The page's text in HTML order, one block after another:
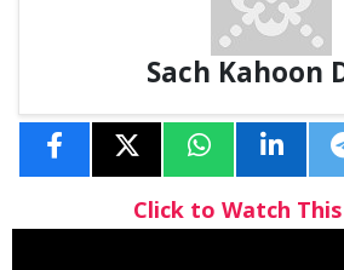
Sach Kahoon
Click to Watch